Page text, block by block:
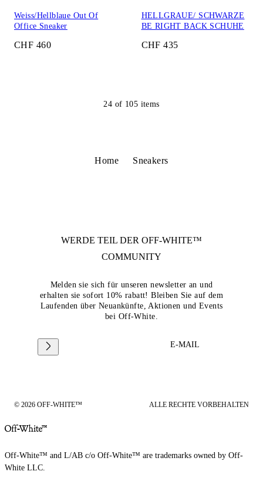
Weiss/Hellblaue Out Of
Office Sneaker
CHF 460
HELLGRAUE/ SCHWARZE
BE RIGHT BACK SCHUHE
CHF 435
24 of 105 items
Home Sneakers
WERDE TEIL DER OFF-WHITE™
COMMUNITY
Melden sie sich für unseren newsletter an und
erhalten sie sofort 10% rabatt! Bleiben Sie auf dem
Laufenden über Neuankünfte, Aktionen und Events
bei Off-White.
E-MAIL
© 2026 OFF-WHITE™ ALLE RECHTE VORBEHALTEN
Off-White™ and L/AB c/o Off-White™ are trademarks owned by Off-
White LLC.